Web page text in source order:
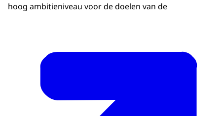
hoog ambitieniveau voor de doelen van de